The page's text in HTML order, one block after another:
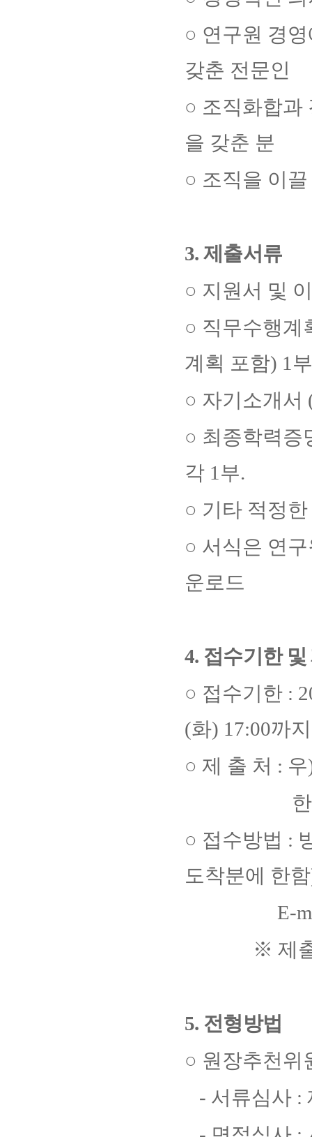
○ 연구원 경
갖춘 전문인
○ 조직화합과
을 갖춘 분
○ 조직을 이
3. 제출서류
○ 지원서 및
○ 직무수행계
계획 포함) 1 부
○ 자기소개서
○ 최종학력증
각 1 부.
○ 기타 적정
○ 서식은 연
운로드
4. 접수기한
○ 접수기한 :
(화) 17:00까지
○ 제 출 처 : 우
한국섬유
○ 접수방법 :
도착분에 한함
E-
※ 제
5. 전형방법
○ 원장추천위
- 서류심사 :